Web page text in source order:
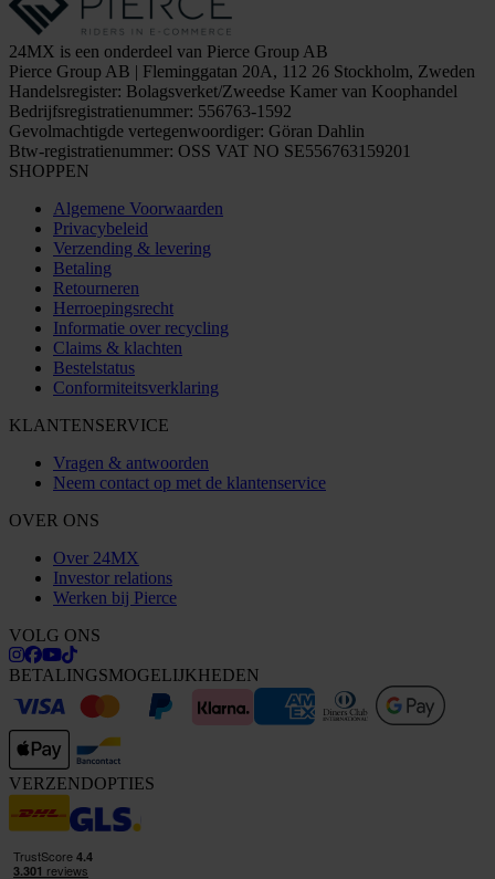
24MX is een onderdeel van Pierce Group AB
Pierce Group AB | Fleminggatan 20A, 112 26 Stockholm, Zweden
Handelsregister: Bolagsverket/Zweedse Kamer van Koophandel
Bedrijfsregistratienummer: 556763-1592
Gevolmachtigde vertegenwoordiger: Göran Dahlin
Btw-registratienummer: OSS VAT NO SE556763159201
SHOPPEN
Algemene Voorwaarden
Privacybeleid
Verzending & levering
Betaling
Retourneren
Herroepingsrecht
Informatie over recycling
Claims & klachten
Bestelstatus
Conformiteitsverklaring
KLANTENSERVICE
Vragen & antwoorden
Neem contact op met de klantenservice
OVER ONS
Over 24MX
Investor relations
Werken bij Pierce
VOLG ONS
BETALINGSMOGELIJKHEDEN
VERZENDOPTIES